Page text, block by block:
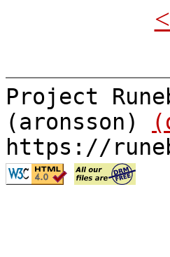
Project
(aronsson)
https://